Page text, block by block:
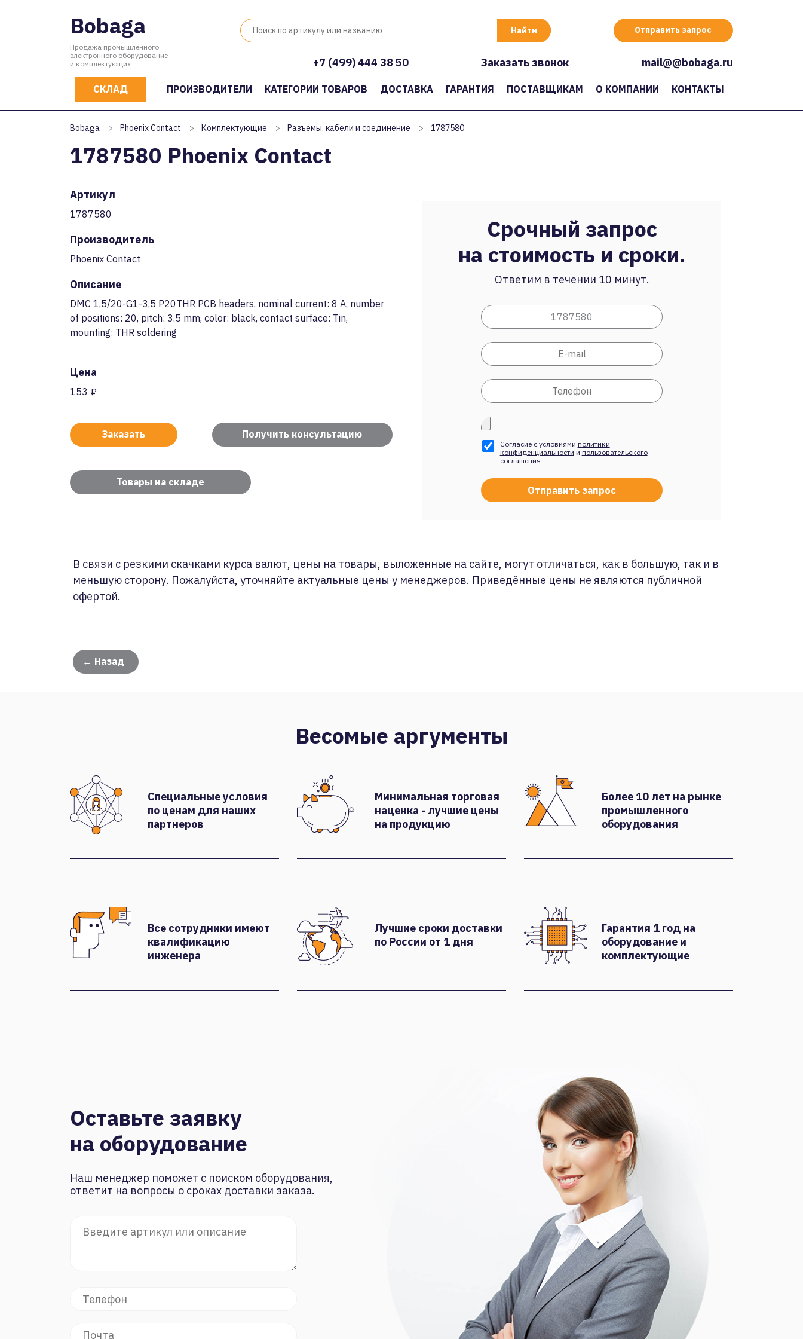
Bobaga
Продажа промышленного
электронного оборудование
и комплектующих
Отправить запрос
+7 (499) 444 38 50 Заказать звонок mail@@bobaga.ru
СКЛАД ПРОИЗВОДИТЕЛИ КАТЕГОРИИ ТОВАРОВ ДОСТАВКА ГАРАНТИЯ ПОСТАВЩИКАМ О КОМПАНИИ КОНТАКТЫ
Bobaga > Phoenix Contact > Комплектующие > Разъемы, кабели и соединение > 1787580
1787580 Phoenix Contact
Артикул
1787580
Производитель
Phoenix Contact
Описание
DMC 1,5/20-G1-3,5 P20THR PCB headers, nominal current: 8 A, number
of positions: 20, pitch: 3.5 mm, color: black, contact surface: Tin,
mounting: THR soldering
Цена
153 ₽
Заказать Получить консультацию
Товары на складе
Срочный запрос
на стоимость и сроки.
Ответим в течении 10 минут.
Согласие с условиями политики
конфиденциальности и пользовательского
соглашения
В связи с резкими скачками курса валют, цены на товары, выложенные на сайте, могут отличаться, как в большую, так и в
меньшую сторону. Пожалуйста, уточняйте актуальные цены у менеджеров. Приведённые цены не являются публичной
офертой.
← Назад
Весомые аргументы
Специальные условия
по ценам для наших
партнеров
Минимальная торговая
наценка - лучшие цены
на продукцию
Более 10 лет на рынке
промышленного
оборудования
Все сотрудники имеют
квалификацию
инженера
Лучшие сроки доставки
по России от 1 дня
Гарантия 1 год на
оборудование и
комплектующие
Оставьте заявку
на оборудование
Наш менеджер поможет с поиском оборудования,
ответит на вопросы о сроках доставки заказа.